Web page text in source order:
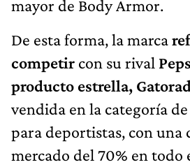
mayor de Body Armor.
De esta forma, la marca
competir con su rival
producto estrella,
vendida en la categoría
para deportistas, con una
mercado del 70% en todo